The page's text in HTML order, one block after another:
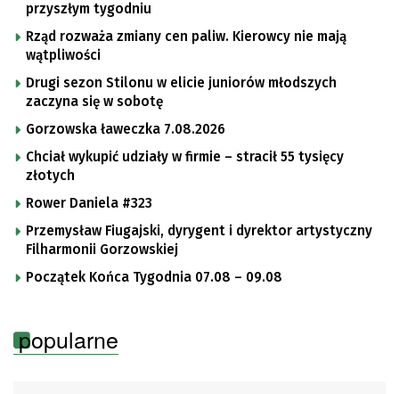
przyszłym tygodniu
Rząd rozważa zmiany cen paliw. Kierowcy nie mają
wątpliwości
Drugi sezon Stilonu w elicie juniorów młodszych
zaczyna się w sobotę
Gorzowska ławeczka 7.08.2026
Chciał wykupić udziały w firmie – stracił 55 tysięcy
złotych
Rower Daniela #323
Przemysław Fiugajski, dyrygent i dyrektor artystyczny
Filharmonii Gorzowskiej
Początek Końca Tygodnia 07.08 – 09.08
popularne